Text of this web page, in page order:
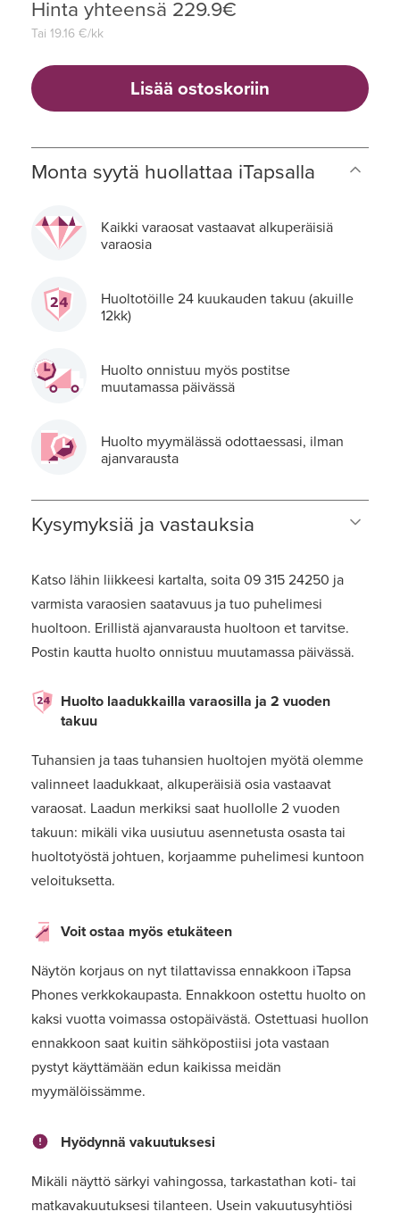
Hinta yhteensä 229.9€
Tai 19.16 €/kk
Lisää ostoskoriin
Monta syytä huollattaa iTapsalla
Kaikki varaosat vastaavat alkuperäisiä
varaosia
Huoltotöille 24 kuukauden takuu (akuille
12kk)
Huolto onnistuu myös postitse
muutamassa päivässä
Huolto myymälässä odottaessasi, ilman
ajanvarausta
Kysymyksiä ja vastauksia
Katso lähin liikkeesi kartalta, soita 09 315 24250 ja
varmista varaosien saatavuus ja tuo puhelimesi
huoltoon. Erillistä ajanvarausta huoltoon et tarvitse.
Postin kautta huolto onnistuu muutamassa päivässä.
Huolto laadukkailla varaosilla ja 2 vuoden
takuu
Tuhansien ja taas tuhansien huoltojen myötä olemme
valinneet laadukkaat, alkuperäisiä osia vastaavat
varaosat. Laadun merkiksi saat huollolle 2 vuoden
takuun: mikäli vika uusiutuu asennetusta osasta tai
huoltotyöstä johtuen, korjaamme puhelimesi kuntoon
veloituksetta.
Voit ostaa myös etukäteen
Näytön korjaus on nyt tilattavissa ennakkoon iTapsa
Phones verkkokaupasta. Ennakkoon ostettu huolto on
kaksi vuotta voimassa ostopäivästä. Ostettuasi huollon
ennakkoon saat kuitin sähköpostiisi jota vastaan
pystyt käyttämään edun kaikissa meidän
myymälöissämme.
Hyödynnä vakuutuksesi
Mikäli näyttö särkyi vahingossa, tarkastathan koti- tai
matkavakuutuksesi tilanteen. Usein vakuutusyhtiösi